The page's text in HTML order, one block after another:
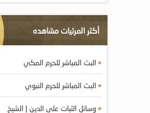
أكثر المرئيات مشاهده
البث المباشر للحرم المكي
البث المباشر للحرم النبوي
وسائل الثبات على الدين | الشيخ